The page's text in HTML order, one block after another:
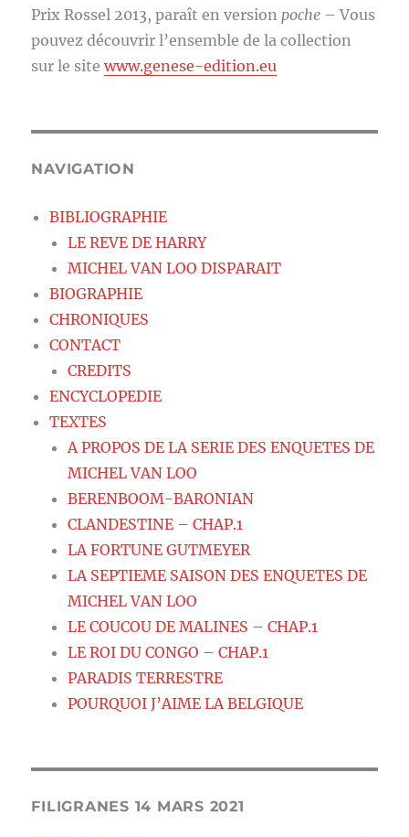
Prix Rossel 2013, paraît en version poche – Vous
pouvez découvrir l’ensemble de la collection
sur le sitewww.genese-edition.eu
NAVIGATION
BIBLIOGRAPHIE
LE REVE DE HARRY
MICHEL VAN LOO DISPARAIT
BIOGRAPHIE
CHRONIQUES
CONTACT
CREDITS
ENCYCLOPEDIE
TEXTES
A PROPOS DE LA SERIE DES ENQUETES DE
MICHEL VAN LOO
BERENBOOM-BARONIAN
CLANDESTINE – CHAP.1
LA FORTUNE GUTMEYER
LA SEPTIEME SAISON DES ENQUETES DE
MICHEL VAN LOO
LE COUCOU DE MALINES – CHAP.1
LE ROI DU CONGO – CHAP.1
PARADIS TERRESTRE
POURQUOI J’AIME LA BELGIQUE
FILIGRANES 14 MARS 2021